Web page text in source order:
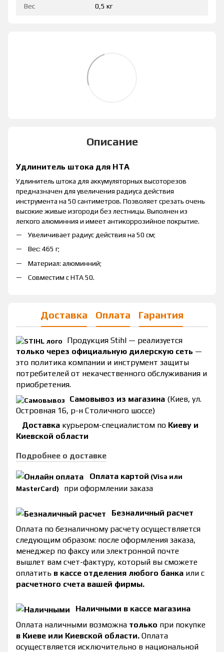
Вес 0,5 кг
Описание
Удлинитель штока для HTA
Удлинитель штока для аккумуляторных высоторезов
предназначен для увеличения радиуса действия
инструмента на 50 сантиметров. Позволяет срезать очень
высокие живые изгороди без лестницы. Выполнен из
легкого алюминния и имеет антикоррозийное покрытие.
Увеличивает радиус действия на 50 см;
Вес: 465 г;
Материал: алюминний;
Совместим с HТA 50.
Доставка Оплата Гарантия
Продукция Stihl — реализуется
только через официальную дилерскую сеть —
это политика компании и инструмент защиты
потребителей от некачественного обслуживания и
приобретения.
Самовывоз из магазина (Киев, ул.
Островная 16, р-н Столичного шоссе)
Доставка курьером-специалистом по Киеву и
Киевской области
Подробнее о доставке
Оплата картой (Visa или
MasterCard)
при оформлении заказа
Безналичный расчет
Оплата по безналичному расчету осуществляется
следующим образом: после оформления заказа,
менеджер по факсу или электронной почте
вышлет вам счет-фактуру, который вы сможете
оплатить в кассе отделения любого банка или с
расчетного счета вашей фирмы.
Наличными в кассе магазина
Оплата наличными возможна только при покупке
в Киеве или Киевской области. Оплата
осуществляется исключительно в национальной